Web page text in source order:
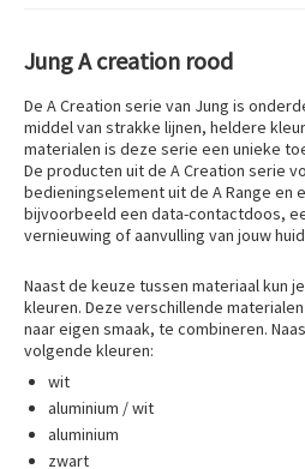
Jung A creation rood
De A Creation serie van Jung is
middel van strakke lijnen, heldere
materialen is deze serie een unieke
De producten uit de A Creation serie
bedieningselement uit de A Range en
bijvoorbeeld een data-contactdoos,
vernieuwing of aanvulling van jouw
Naast de keuze tussen materiaal kun
kleuren. Deze verschillende
naar eigen smaak, te combineren.
volgende kleuren:
wit
aluminium / wit
aluminium
zwart